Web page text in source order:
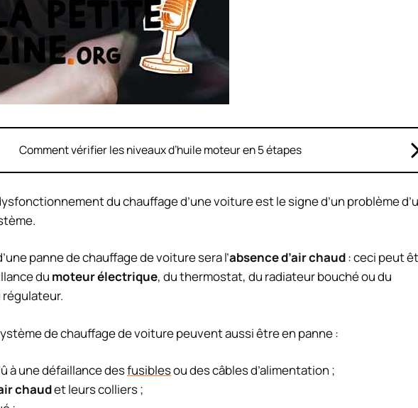
Comment vérifier les niveaux d’huile moteur en 5 étapes
du chauffage d’une voiture est le signe d’un problème
panne de chauffage de voiture sera l’absence d’air chaud: ceci peut
du moteur électrique, du thermostat, du radiateur bouché ou du
régulateur.
de chauffage de voiture peuvent aussi être en panne :
à une défaillance desfusiblesou des câbles d’alimentation ;
chaudet leurs colliers ;